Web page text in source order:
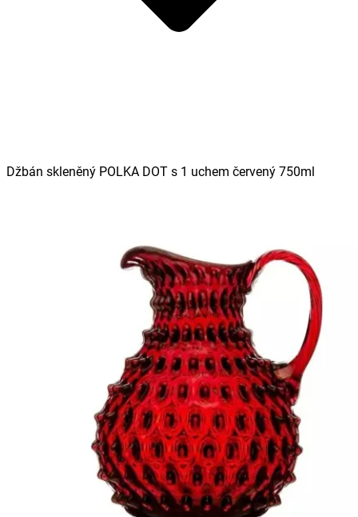
Džbán skleněný POLKA DOT s 1 uchem červený 750ml